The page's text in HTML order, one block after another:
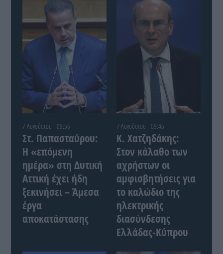
7 Αυγούστου - 09:56
Στ. Παπασταύρου:
Η «επόμενη
ημέρα» στη Δυτική
Αττική έχει ήδη
ξεκινήσει – Άμεσα
έργα
αποκατάστασης
7 Αυγούστου - 09:46
Κ. Χατζηδάκης:
Στον κάλαθο των
αχρήστων οι
αμφισβητήσεις για
το καλώδιο της
ηλεκτρικής
διασύνδεσης
Ελλάδας-Κύπρου